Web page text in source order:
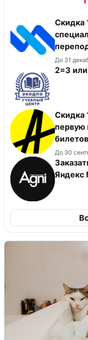
Скидка
До 31
2=3 или
Скидка
первую
До 30
Яндекс